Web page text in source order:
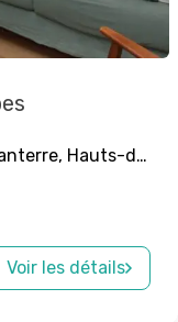
Rue Nouvelle, Europe, Colombes, Nanterre, Hauts-de-Seine, Île-de-France, France métropolitaine, 92700, France
Voir les détails